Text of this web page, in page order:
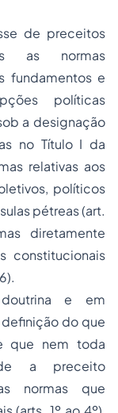
de preceitos
as normas
fundamentos e
políticas
a designação
no Título I da
relativas aos
políticos
pétreas (art.
diretamente
constitucionais
e em
do que
que nem toda
a preceito
normas que